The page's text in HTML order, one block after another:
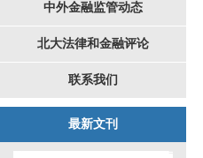
中外金融监管动态
北大法律和金融评论
联系我们
最新文刊